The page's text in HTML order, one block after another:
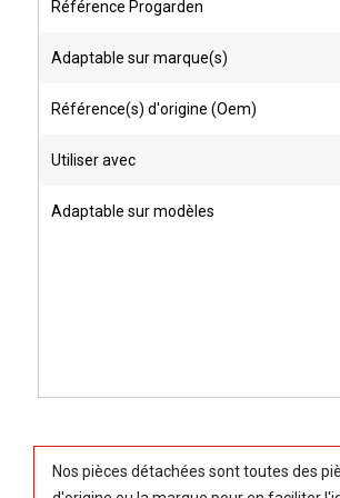
Référence Progarden
Adaptable sur marque(s)
Référence(s) d'origine (Oem)
Utiliser avec
Adaptable sur modèles
Nos pièces détachées sont toutes des